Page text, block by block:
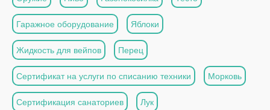
Гаражное оборудование Яблоки
Жидкость для вейпов Перец
Сертификат на услуги по списанию техники Морковь
Сертификация санаториев Лук